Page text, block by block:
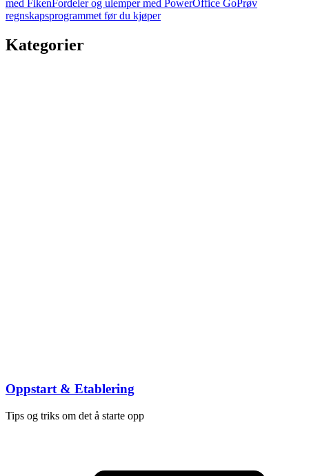
med FikenFordeler og ulemper med PowerOffice GoPrøv
regnskapsprogrammet før du kjøper
Kategorier
Oppstart & Etablering
Tips og triks om det å starte opp